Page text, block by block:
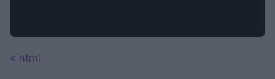
«`html